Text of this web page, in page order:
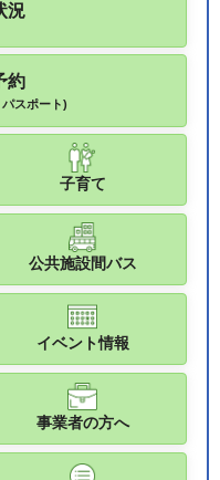
況
約
スポート)
子育て
公共施設間バス
イベント情報
事業者の方へ